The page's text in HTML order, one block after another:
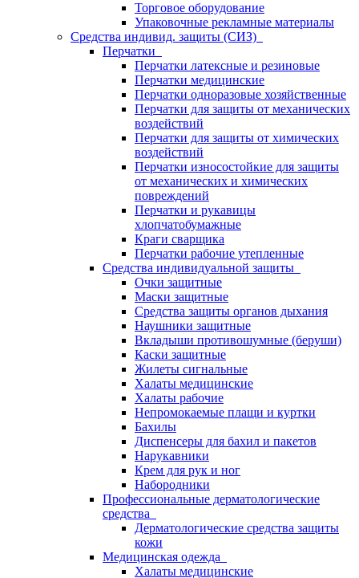
Торговое оборудование
Упаковочные рекламные материалы
Средства индивид. защиты (СИЗ)
Перчатки
Перчатки латексные и резиновые
Перчатки медицинские
Перчатки одноразовые хозяйственные
Перчатки для защиты от механических
воздействий
Перчатки для защиты от химических
воздействий
Перчатки износостойкие для защиты
от механических и химических
повреждений
Перчатки и рукавицы
хлопчатобумажные
Краги сварщика
Перчатки рабочие утепленные
Средства индивидуальной защиты
Очки защитные
Маски защитные
Средства защиты органов дыхания
Наушники защитные
Вкладыши противошумные (беруши)
Каски защитные
Жилеты сигнальные
Халаты медицинские
Халаты рабочие
Непромокаемые плащи и куртки
Бахилы
Диспенсеры для бахил и пакетов
Нарукавники
Крем для рук и ног
Набородники
Профессиональные дерматологические
средства
Дерматологические средства защиты
кожи
Медицинская одежда
Халаты медицинские